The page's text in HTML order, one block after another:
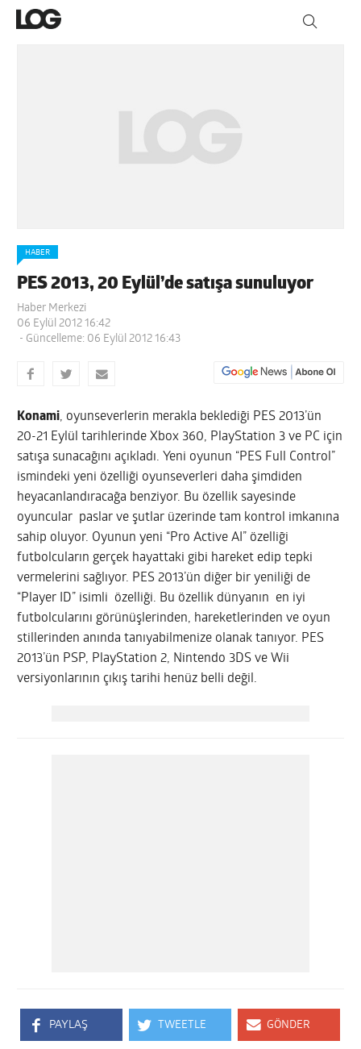
HABER
PES 2013, 20 Eylül’de satışa sunuluyor
Haber Merkezi
06 Eylül 2012 16:42
- Güncelleme: 06 Eylül 2012 16:43
Konami, oyunseverlerin merakla beklediği PES 2013’ün
20-21 Eylül tarihlerinde Xbox 360, PlayStation 3 ve PC için
satışa sunacağını açıkladı. Yeni oyunun “PES Full Control”
ismindeki yeni özelliği oyunseverleri daha şimdiden
heyacanlandıracağa benziyor. Bu özellik sayesinde
oyuncular paslar ve şutlar üzerinde tam kontrol imkanına
sahip oluyor. Oyunun yeni “Pro Active AI” özelliği
futbolcuların gerçek hayattaki gibi hareket edip tepki
vermelerini sağlıyor. PES 2013’ün diğer bir yeniliği de
“Player ID” isimli özelliği. Bu özellik dünyanın en iyi
futbolcularını görünüşlerinden, hareketlerinden ve oyun
stillerinden anında tanıyabilmenize olanak tanıyor. PES
2013’ün PSP, PlayStation 2, Nintendo 3DS ve Wii
versiyonlarının çıkış tarihi henüz belli değil.
PAYLAŞ TWEETLE GÖNDER